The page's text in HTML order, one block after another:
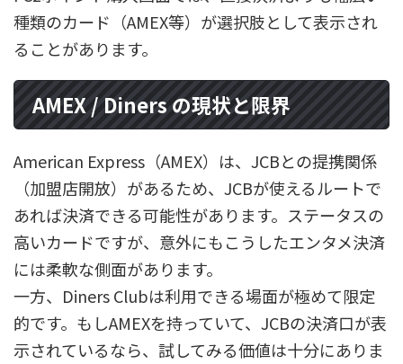
種類のカード（AMEX等）が選択肢として表示され
ることがあります。
AMEX / Diners の現状と限界
American Express（AMEX）は、JCBとの提携関係
（加盟店開放）があるため、JCBが使えるルートで
あれば決済できる可能性があります。ステータスの
高いカードですが、意外にもこうしたエンタメ決済
には柔軟な側面があります。
一方、Diners Clubは利用できる場面が極めて限定
的です。もしAMEXを持っていて、JCBの決済口が表
示されているなら、試してみる価値は十分にありま